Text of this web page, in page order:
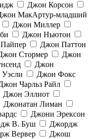
Джон Корсон
МакАртур-младший
Джон Миллер
Джон Ньютон
Джон Паттон
Стормер
Джон
Джон
Джон Фокс
Чарльз Райл
Джон Эллиот
Джонатан Лиман
Джони Эрексон
В. Буш
Джордж
Вервер
Джош